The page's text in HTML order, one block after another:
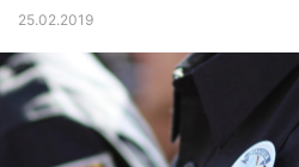
25.02.2019